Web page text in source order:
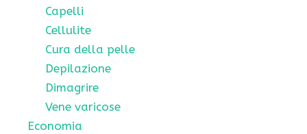
Capelli
Cellulite
Cura della pelle
Depilazione
Dimagrire
Vene varicose
Economia